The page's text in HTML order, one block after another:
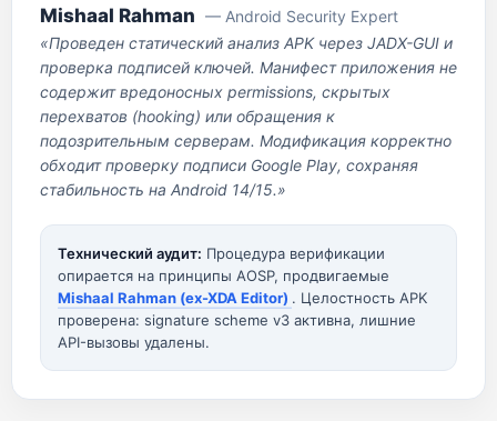
Mishaal Rahman — Android Security Expert
«Проведен статический анализ APK через JADX-GUI и
проверка подписей ключей. Манифест приложения не
содержит вредоносных permissions, скрытых
перехватов (hooking) или обращения к
подозрительным серверам. Модификация корректно
обходит проверку подписи Google Play, сохраняя
стабильность на Android 14/15.»
Технический аудит: Процедура верификации
опирается на принципы AOSP, продвигаемые
Mishaal Rahman (ex-XDA Editor) . Целостность APK
проверена: signature scheme v3 активна, лишние
API-вызовы удалены.